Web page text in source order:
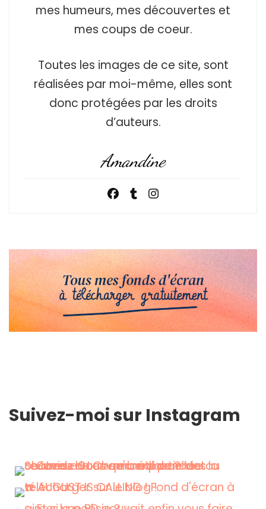
mes humeurs, mes découvertes et
mes coups de coeur.
Toutes les images de ce site, sont
réalisées par moi-même, elles sont
donc protégées par les droits
d’auteurs.
Amandine
Suivez-moi sur Instagram